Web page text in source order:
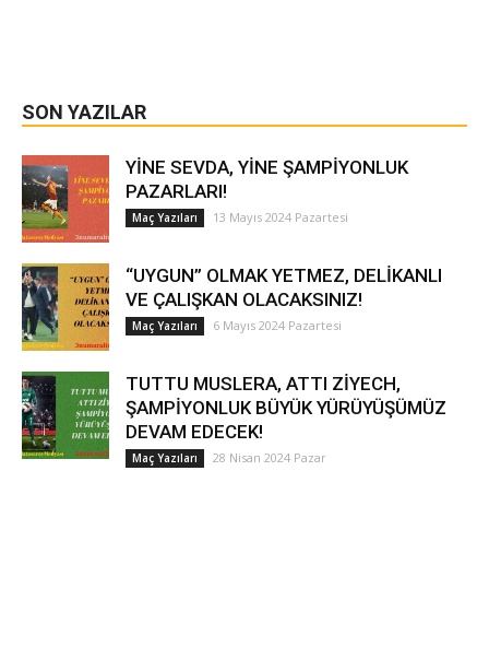
SON YAZILAR
YİNE SEVDA, YİNE ŞAMPİYONLUK
PAZARLARI!
Maç Yazıları 13 Mayıs 2024 Pazartesi
“UYGUN” OLMAK YETMEZ, DELİKANLI
VE ÇALIŞKAN OLACAKSINIZ!
Maç Yazıları 6 Mayıs 2024 Pazartesi
TUTTU MUSLERA, ATTI ZİYECH,
ŞAMPİYONLUK BÜYÜK YÜRÜYÜŞÜMÜZ
DEVAM EDECEK!
Maç Yazıları 28 Nisan 2024 Pazar